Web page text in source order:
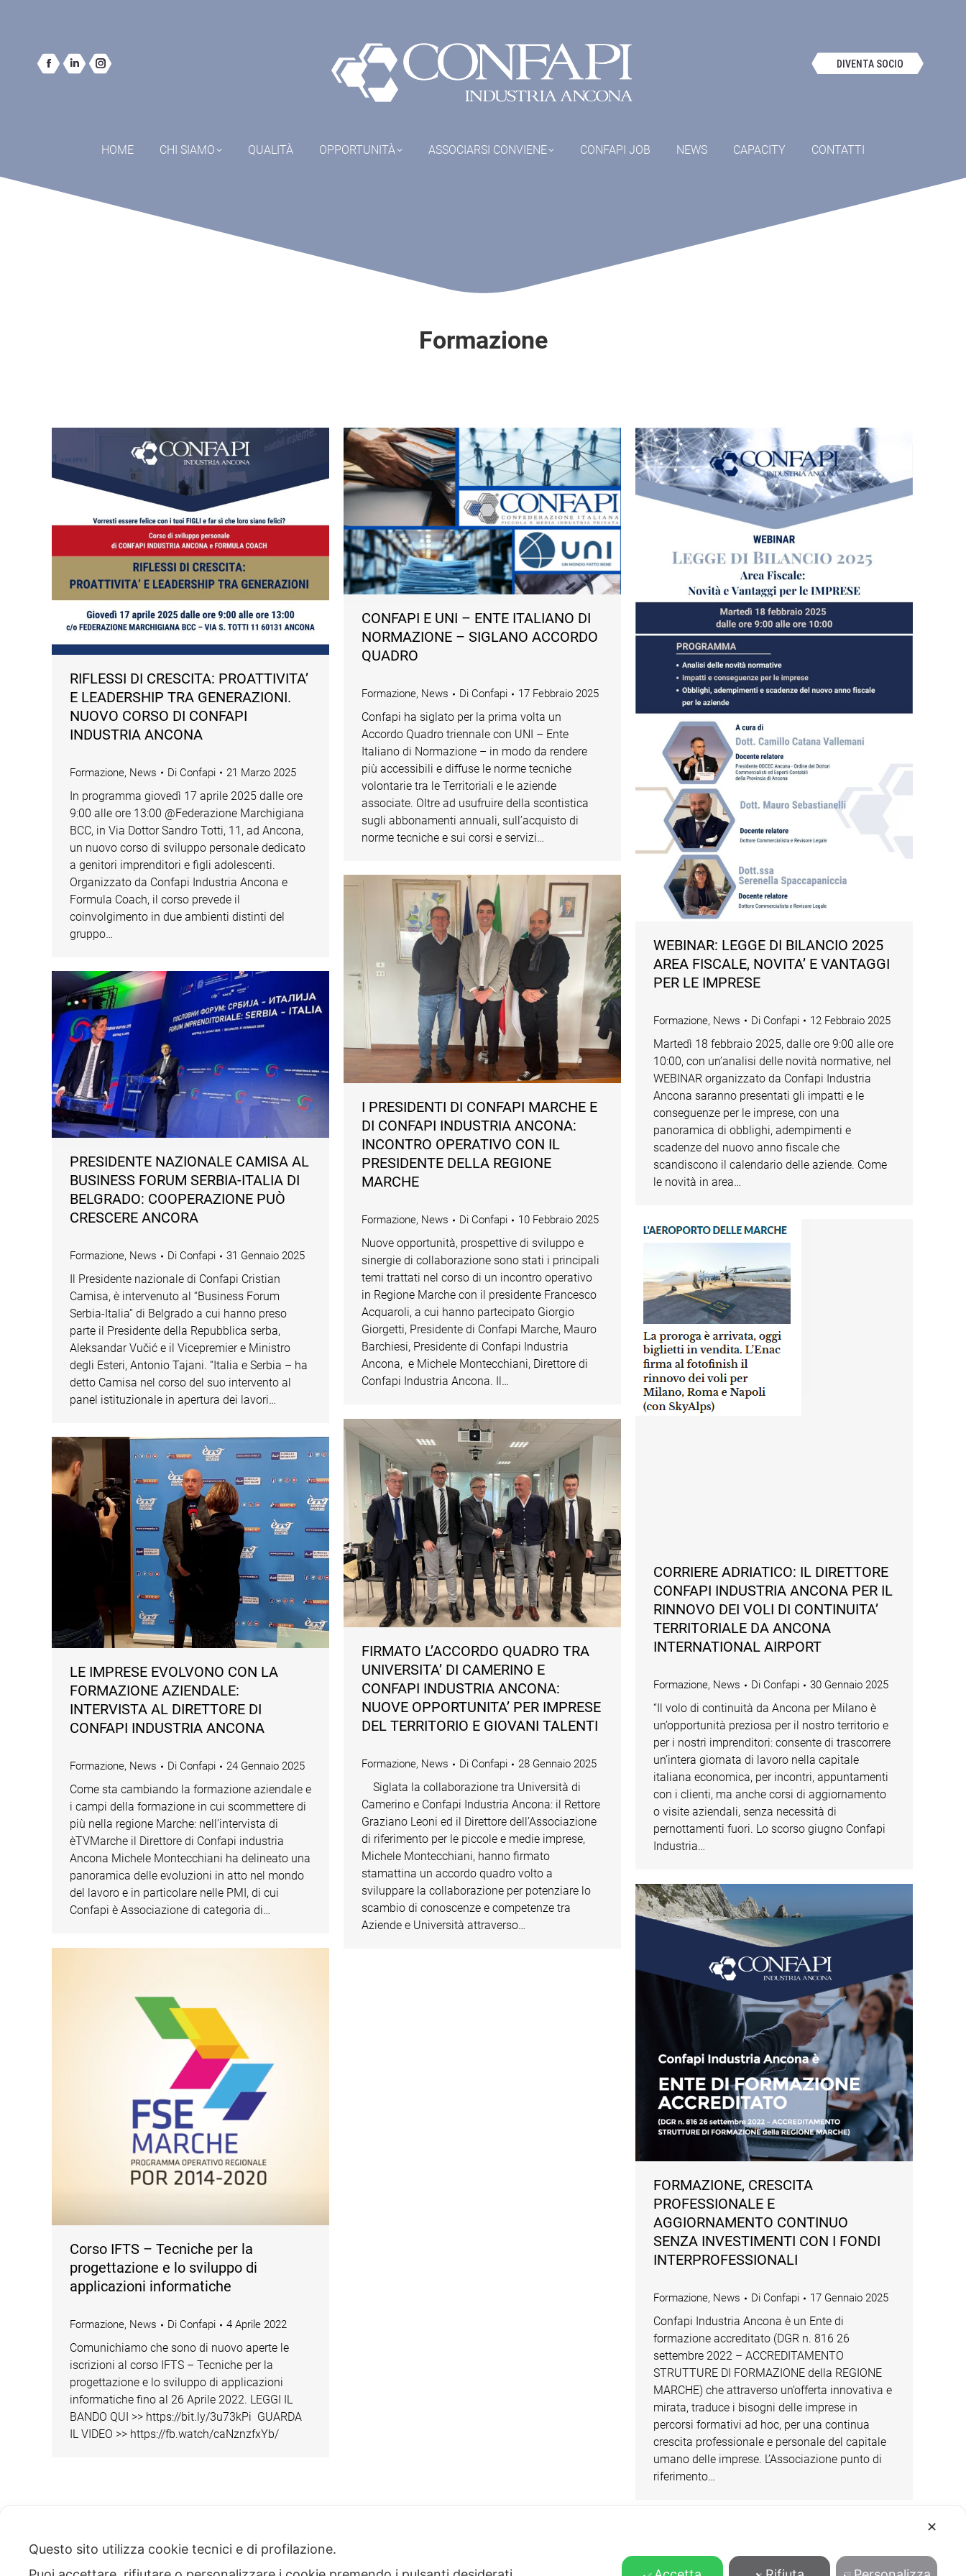
DIVENTA SOCIO
HOME CHI SIAMO QUALITÀ OPPORTUNITÀ ASSOCIARSI CONVIENE CONFAPI JOB NEWS CAPACITY CONTATTI
Formazione
RIFLESSI DI CRESCITA: PROATTIVITA’
E LEADERSHIP TRA GENERAZIONI.
NUOVO CORSO DI CONFAPI
INDUSTRIA ANCONA
Formazione, News Di Confapi 21 Marzo 2025
In programma giovedì 17 aprile 2025 dalle ore
9:00 alle ore 13:00 @Federazione Marchigiana
BCC, in Via Dottor Sandro Totti, 11, ad Ancona,
un nuovo corso di sviluppo personale dedicato
a genitori imprenditori e figli adolescenti.
Organizzato da Confapi Industria Ancona e
Formula Coach, il corso prevede il
coinvolgimento in due ambienti distinti del
gruppo…
CONFAPI E UNI – ENTE ITALIANO DI
NORMAZIONE – SIGLANO ACCORDO
QUADRO
Formazione, News Di Confapi 17 Febbraio 2025
Confapi ha siglato per la prima volta un
Accordo Quadro triennale con UNI – Ente
Italiano di Normazione – in modo da rendere
più accessibili e diffuse le norme tecniche
volontarie tra le Territoriali e le aziende
associate. Oltre ad usufruire della scontistica
sugli abbonamenti annuali, sull’acquisto di
norme tecniche e sui corsi e servizi…
WEBINAR: LEGGE DI BILANCIO 2025
AREA FISCALE, NOVITA’ E VANTAGGI
PER LE IMPRESE
Formazione, News Di Confapi 12 Febbraio 2025
Martedì 18 febbraio 2025, dalle ore 9:00 alle ore
10:00, con un’analisi delle novità normative, nel
WEBINAR organizzato da Confapi Industria
Ancona saranno presentati gli impatti e le
conseguenze per le imprese, con una
panoramica di obblighi, adempimenti e
scadenze del nuovo anno fiscale che
scandiscono il calendario delle aziende. Come
le novità in area…
I PRESIDENTI DI CONFAPI MARCHE E
DI CONFAPI INDUSTRIA ANCONA:
INCONTRO OPERATIVO CON IL
PRESIDENTE DELLA REGIONE
MARCHE
Formazione, News Di Confapi 10 Febbraio 2025
Nuove opportunità, prospettive di sviluppo e
sinergie di collaborazione sono stati i principali
temi trattati nel corso di un incontro operativo
in Regione Marche con il presidente Francesco
Acquaroli, a cui hanno partecipato Giorgio
Giorgetti, Presidente di Confapi Marche, Mauro
Barchiesi, Presidente di Confapi Industria
Ancona, e Michele Montecchiani, Direttore di
Confapi Industria Ancona. Il…
PRESIDENTE NAZIONALE CAMISA AL
BUSINESS FORUM SERBIA-ITALIA DI
BELGRADO: COOPERAZIONE PUÒ
CRESCERE ANCORA
Formazione, News Di Confapi 31 Gennaio 2025
Il Presidente nazionale di Confapi Cristian
Camisa, è intervenuto al “Business Forum
Serbia-Italia” di Belgrado a cui hanno preso
parte il Presidente della Repubblica serba,
Aleksandar Vučić e il Vicepremier e Ministro
degli Esteri, Antonio Tajani. “Italia e Serbia – ha
detto Camisa nel corso del suo intervento al
panel istituzionale in apertura dei lavori…
CORRIERE ADRIATICO: IL DIRETTORE
CONFAPI INDUSTRIA ANCONA PER IL
RINNOVO DEI VOLI DI CONTINUITA’
TERRITORIALE DA ANCONA
INTERNATIONAL AIRPORT
Formazione, News Di Confapi 30 Gennaio 2025
“Il volo di continuità da Ancona per Milano è
un’opportunità preziosa per il nostro territorio e
per i nostri imprenditori: consente di trascorrere
un’intera giornata di lavoro nella capitale
italiana economica, per incontri, appuntamenti
con i clienti, ma anche corsi di aggiornamento
o visite aziendali, senza necessità di
pernottamenti fuori. Lo scorso giugno Confapi
Industria…
FIRMATO L’ACCORDO QUADRO TRA
UNIVERSITA’ DI CAMERINO E
CONFAPI INDUSTRIA ANCONA:
NUOVE OPPORTUNITA’ PER IMPRESE
DEL TERRITORIO E GIOVANI TALENTI
Formazione, News Di Confapi 28 Gennaio 2025
Siglata la collaborazione tra Università di
Camerino e Confapi Industria Ancona: il Rettore
Graziano Leoni ed il Direttore dell’Associazione
di riferimento per le piccole e medie imprese,
Michele Montecchiani, hanno firmato
stamattina un accordo quadro volto a
sviluppare la collaborazione per potenziare lo
scambio di conoscenze e competenze tra
Aziende e Università attraverso…
LE IMPRESE EVOLVONO CON LA
FORMAZIONE AZIENDALE:
INTERVISTA AL DIRETTORE DI
CONFAPI INDUSTRIA ANCONA
Formazione, News Di Confapi 24 Gennaio 2025
Come sta cambiando la formazione aziendale e
i campi della formazione in cui scommettere di
più nella regione Marche: nell’intervista di
èTVMarche il Direttore di Confapi industria
Ancona Michele Montecchiani ha delineato una
panoramica delle evoluzioni in atto nel mondo
del lavoro e in particolare nelle PMI, di cui
Confapi è Associazione di categoria di…
FORMAZIONE, CRESCITA
PROFESSIONALE E
AGGIORNAMENTO CONTINUO
SENZA INVESTIMENTI CON I FONDI
INTERPROFESSIONALI
Formazione, News Di Confapi 17 Gennaio 2025
Confapi Industria Ancona è un Ente di
formazione accreditato (DGR n. 816 26
settembre 2022 – ACCREDITAMENTO
STRUTTURE DI FORMAZIONE della REGIONE
MARCHE) che attraverso un’offerta innovativa e
mirata, traduce i bisogni delle imprese in
percorsi formativi ad hoc, per una continua
crescita professionale e personale del capitale
umano delle imprese. L’Associazione punto di
riferimento…
Corso IFTS – Tecniche per la
progettazione e lo sviluppo di
applicazioni informatiche
Formazione, News Di Confapi 4 Aprile 2022
Comunichiamo che sono di nuovo aperte le
iscrizioni al corso IFTS – Tecniche per la
progettazione e lo sviluppo di applicazioni
informatiche fino al 26 Aprile 2022. LEGGI IL
BANDO QUI >> https://bit.ly/3u73kPi GUARDA
IL VIDEO >> https://fb.watch/caNznzfxYb/
✕
Questo sito utilizza cookie tecnici e di profilazione.